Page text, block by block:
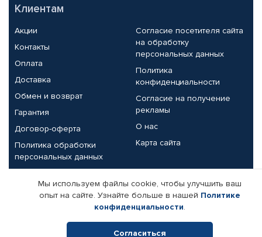
Клиентам
Акции
Контакты
Оплата
Доставка
Обмен и возврат
Гарантия
Договор-оферта
Политика обработки
персональных данных
Согласие посетителя сайта
на обработку
персональных данных
Политика
конфиденциальности
Согласие на получение
рекламы
О нас
Карта сайта
Партнерам
Корпоративным клиентам
Поставщикам
Реквизиты компании
Мы используем файлы cookie, чтобы улучшить ваш
опыт на сайте. Узнайте больше в нашей Политике
конфиденциальности.
Согласиться